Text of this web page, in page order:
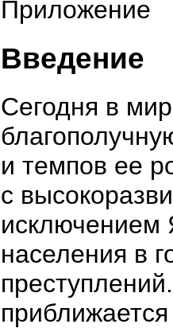
Приложение
Введение
Сегодня в
и темпов ее
с
исключением
населения в